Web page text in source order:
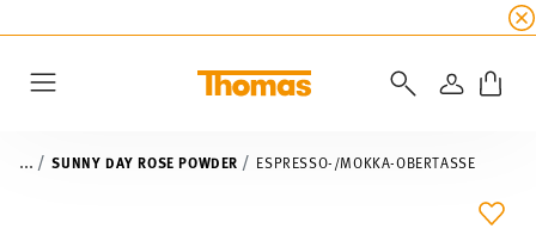
☀️ Bis zu 45% Rabatt auf alle
... SUNNY DAY ROSE POWDER ESPRESSO-/MOKKA-OBERTASSE
ADD